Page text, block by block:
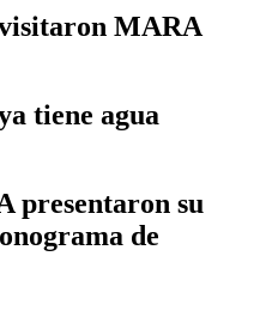
MARA
tiene agua
presentaron su
de